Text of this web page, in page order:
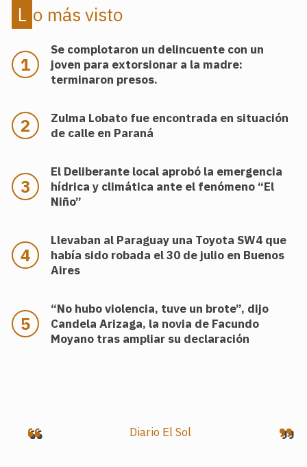
Lo más visto
Se complotaron un delincuente con un
joven para extorsionar a la madre:
terminaron presos.
Zulma Lobato fue encontrada en situación
de calle en Paraná
El Deliberante local aprobó la emergencia
hídrica y climática ante el fenómeno “El
Niño”
Llevaban al Paraguay una Toyota SW4 que
había sido robada el 30 de julio en Buenos
Aires
“No hubo violencia, tuve un brote”, dijo
Candela Arizaga, la novia de Facundo
Moyano tras ampliar su declaración
Diario El Sol